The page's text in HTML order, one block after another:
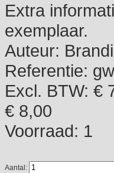
Extra
exemplaar.
Auteur:
Referentie:
Excl. BTW: €
€ 8,00
Voorraad: 1
Aantal: